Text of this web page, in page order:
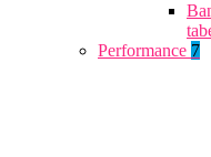
Performance 7